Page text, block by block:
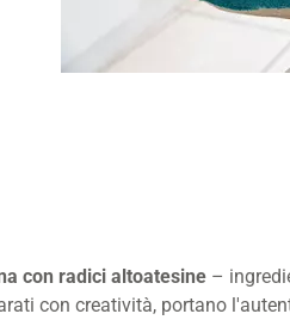
con radici altoatesine –
con creatività, portano